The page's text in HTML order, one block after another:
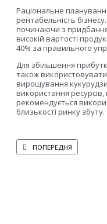
Раціональне
рентабельність
починаючи з
високій вартості
40% за правильного
Для збільшення
також використовувати
вирощування
використання
рекомендується
близькості ринку збуту.
ПОПЕРЕДНЯ СТАТТЯ: ЧИ
ПОПЕРЕДНЯ